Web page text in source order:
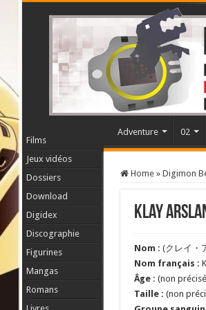
Adventure 02
Films
Jeux vidéos
Dossiers
Download
Digidex
Discographie
Figurines
Mangas
Romans
Home » Digimon
Klay
Nom : (クレイ・
Nom français :
Âge : (non
Taille : (non